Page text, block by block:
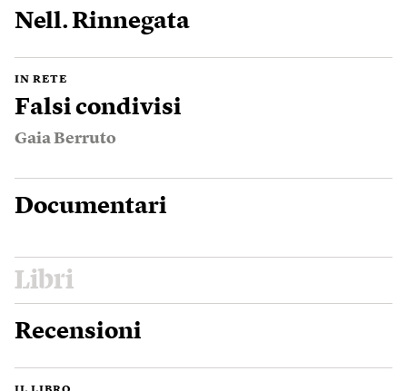
Nell. Rinnegata
IN RETE
Falsi condivisi
Gaia Berruto
Documentari
Libri
Recensioni